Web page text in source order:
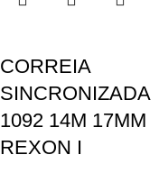
CORREIA
SINCRONIZADA
1092 14M 17MM
REXON I